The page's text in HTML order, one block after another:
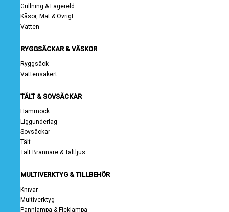
Grillning & Lägereld
Kåsor, Mat & Övrigt
Vatten
RYGGSÄCKAR & VÄSKOR
Ryggsäck
Vattensäkert
TÄLT & SOVSÄCKAR
Hammock
Liggunderlag
Sovsäckar
Tält
Tält Brännare & Tältljus
MULTIVERKTYG & TILLBEHÖR
Knivar
Multiverktyg
Pannlampa & Ficklampa